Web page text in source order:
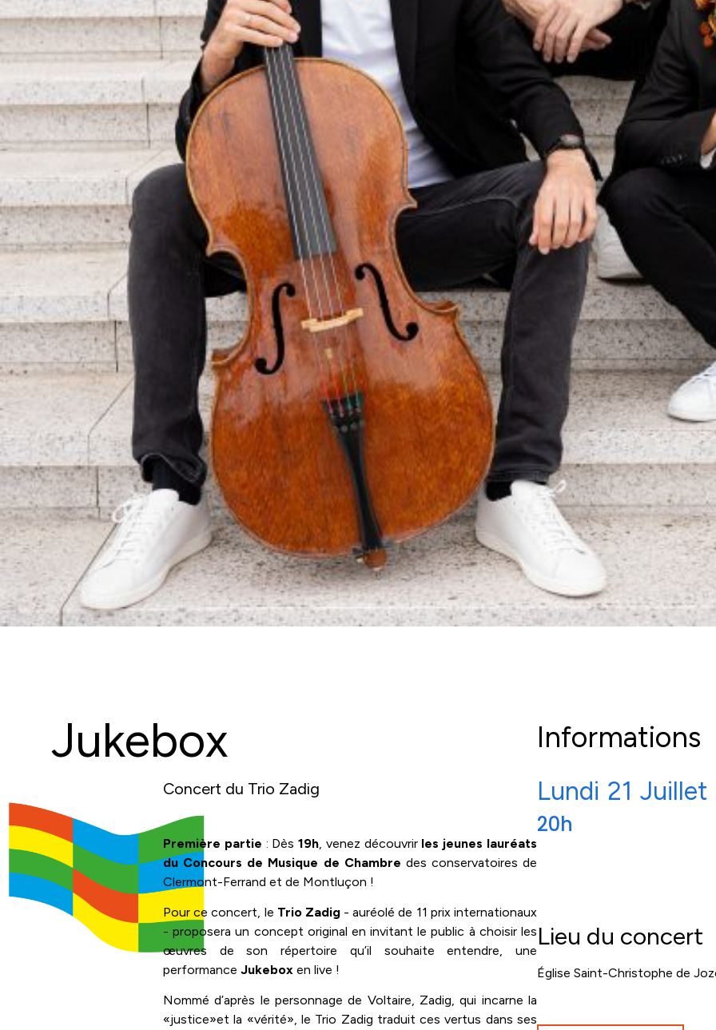
Jukebox
Concert du Trio Zadig
Première partie : Dès 19h, venez découvrirles jeunes lauréats
du Concours de Musique de Chambre des conservatoires de
Clermont-Ferrand et de Montluçon !
Pour ce concert, le Trio Zadig - auréolé de 11 prix internationaux
- proposera un concept original en invitant le public à choisir les
œuvres de son répertoire qu’il souhaite entendre, une
performance Jukebox en live !
Nommé d’après le personnage de Voltaire, Zadig, qui incarne la
«justice»et la «vérité», le Trio Zadig traduit ces vertus dans ses
Informations
Lundi 21 Juillet
20h
Lieu du concert
Église Saint-Christophe de